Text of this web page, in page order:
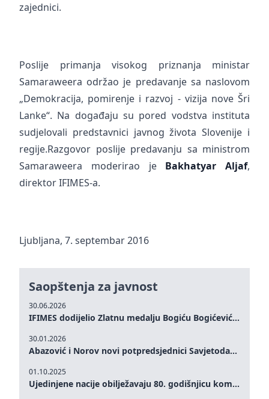
zajednici.
Poslije primanja visokog priznanja ministar
Samaraweera održao je predavanje sa naslovom
„Demokracija, pomirenje i razvoj - vizija nove Šri
Lanke“. Na događaju su pored vodstva instituta
sudjelovali predstavnici javnog života Slovenije i
regije.Razgovor poslije predavanju sa ministrom
Samaraweera moderirao je Bakhatyar Aljaf,
direktor IFIMES-a.
Ljubljana, 7. septembar 2016
Saopštenja za javnost
30.06.2026
IFIMES dodijelio Zlatnu medalju Bogiću Bogićeviću za izuzetan doprinos demokratskim vrijednostima i miru
30.01.2026
Abazović i Norov novi potpredsjednici Savjetodavnog odbora IFIMES-a
01.10.2025
Ujedinjene nacije obilježavaju 80. godišnjicu komemoracijom na visokom nivou: Eileen Dong predstavlja IFIMES u oblasti ženskog liderstva, unapređenja mira, pravde, rodne ravnopravnosti i održivog razvoja